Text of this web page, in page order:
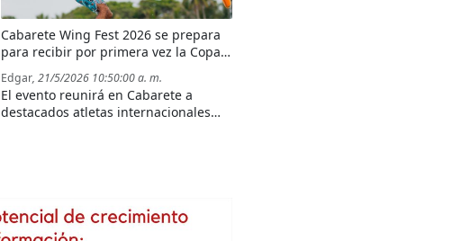
Cabarete Wing Fest 2026 se prepara
para recibir por primera vez la Copa
Edgar, 21/5/2026 10:50:00 a. m.
El evento reunirá en Cabarete a
destacados atletas internacionales